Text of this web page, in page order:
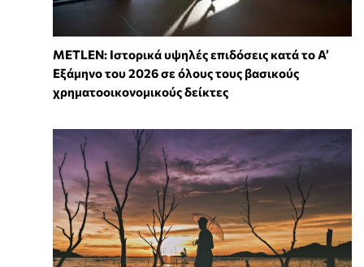
METLEN: Ιστορικά υψηλές επιδόσεις κατά το Α’
Εξάμηνο του 2026 σε όλους τους βασικούς
χρηματοοικονομικούς δείκτες